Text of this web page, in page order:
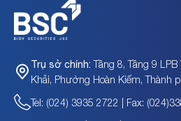
Trụ sở chính: Tầng 8, Tầng 9 LPB
Khải, Phường Hoàn Kiếm, Thành
Tel: (024) 3935 2722 | Fax: